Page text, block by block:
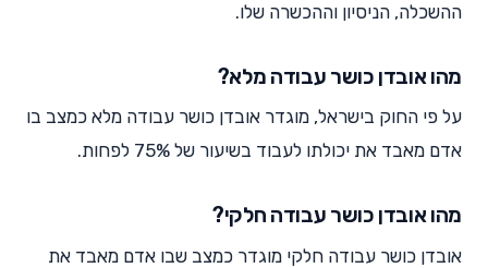
ההשכלה, הניסיון וההכשרה שלו.
מהו אובדן כושר עבודה מלא?
על פי החוק בישראל, מוגדר אובדן כושר עבודה מלא כמצב בו
אדם מאבד את יכולתו לעבוד בשיעור של 75% לפחות.
מהו אובדן כושר עבודה חלקי?
אובדן כושר עבודה חלקי מוגדר כמצב שבו אדם מאבד את